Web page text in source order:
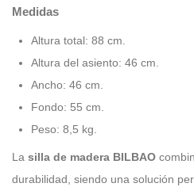
Medidas
Altura total: 88 cm.
Altura del asiento: 46 cm.
Ancho: 46 cm.
Fondo: 55 cm.
Peso: 8,5 kg.
La silla de madera BILBAO
durabilidad, siendo una solución